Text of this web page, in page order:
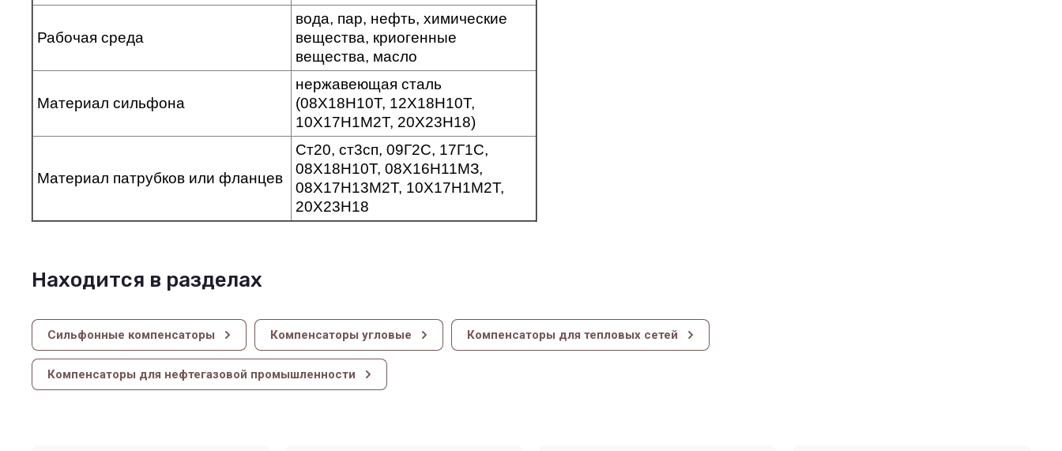
Рабочая среда
вода, пар, нефть, химические
вещества, криогенные
вещества, масло
Материал сильфона
нержавеющая сталь
(08Х18Н10Т, 12Х18Н10Т,
10Х17Н1М2Т, 20Х23Н18)
Материал патрубков или фланцев
Ст20, ст3сп, 09Г2С, 17Г1С,
08Х18Н10Т, 08Х16Н11МЗ,
08Х17Н13М2Т, 10Х17Н1М2Т,
20Х23Н18
Находится в разделах
Сильфонные компенсаторы Компенсаторы угловые Компенсаторы для тепловых сетей
Компенсаторы для нефтегазовой промышленности